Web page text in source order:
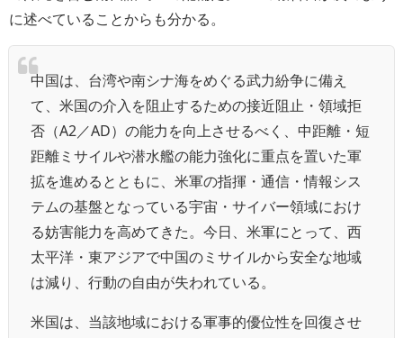
に述べていることからも分かる。
中国は、台湾や南シナ海をめぐる武力紛争に備え
て、米国の介入を阻止するための接近阻止・領域拒
否（A2／AD）の能力を向上させるべく、中距離・短
距離ミサイルや潜水艦の能力強化に重点を置いた軍
拡を進めるとともに、米軍の指揮・通信・情報シス
テムの基盤となっている宇宙・サイバー領域におけ
る妨害能力を高めてきた。今日、米軍にとって、西
太平洋・東アジアで中国のミサイルから安全な地域
は減り、行動の自由が失われている。
米国は、当該地域における軍事的優位性を回復させ